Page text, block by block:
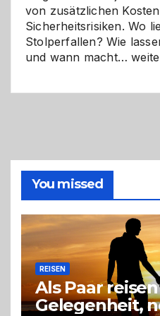
von zusätzlichen
Sicherheitsrisiken. Wo
Stolperfallen? Wie
und wann macht…
You missed
REISEN
Als Paar
Gelegenheit,